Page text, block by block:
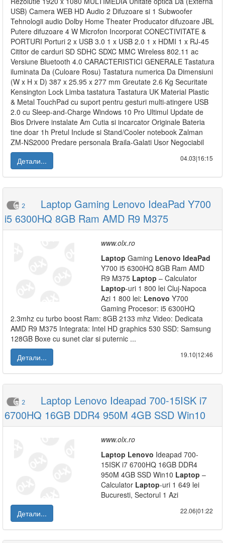
USB) Camera WEB HD Audio 2 Difuzoare si 1 Subwoofer
Tehnologii audio Dolby Home Theater Producator difuzoare JBL
Putere difuzoare 4 W Microfon Incorporat CONECTIVITATE &
PORTURI Porturi 2 x USB 3.0 1 x USB 2.0 1 x HDMI 1 x RJ-45
Cititor de carduri SD SDHC SDXC MMC Wireless 802.11 ac
Versiune Bluetooth 4.0 CARACTERISTICI GENERALE Tastatura
iluminata Da (Culoare Rosu) Tastatura numerica Da Dimensiuni
(W x H x D) 387 x 25.95 x 277 mm Greutate 2.6 Kg Securitate
Kensington Lock Limba tastatura Tastatura UK Material Plastic
& Metal TouchPad cu suport pentru gesturi multi-atingere USB
2.0 cu Sleep-and-Charge Windows 10 Pro Ultimul Update de
Bios Drivere instalate Am Cutia si incarcator Originale Bateria
tine doar 1h Pretul Include si Stand/Cooler notebook Zalman
ZM-NS2000 Predare personala Braila-Galati Usor Negociabil
Детали...
04.03|16:15
2
Laptop Gaming Lenovo IdeaPad Y700
i5 6300HQ 8GB Ram AMD R9 M375
www.olx.ro
Laptop Gaming Lenovo IdeaPad
Y700 i5 6300HQ 8GB Ram AMD
R9 M375 Laptop – Calculator
Laptop-uri 1 800 lei Cluj-Napoca
Azi 1 800 lei: Lenovo Y700
Gaming Procesor: i5 6300HQ
2.3mhz cu turbo boost Ram: 8GB 2133 mhz Video: Dedicata
AMD R9 M375 Integrata: Intel HD graphics 530 SSD: Samsung
128GB Boxe cu sunet clar si puternic ...
Детали...
19.10|12:46
2
Laptop Lenovo Ideapad 700-15ISK i7
6700HQ 16GB DDR4 950M 4GB SSD Win10
www.olx.ro
Laptop Lenovo Ideapad 700-
15ISK i7 6700HQ 16GB DDR4
950M 4GB SSD Win10 Laptop –
Calculator Laptop-uri 1 649 lei
Bucuresti, Sectorul 1 Azi
Детали...
22.06|01:22